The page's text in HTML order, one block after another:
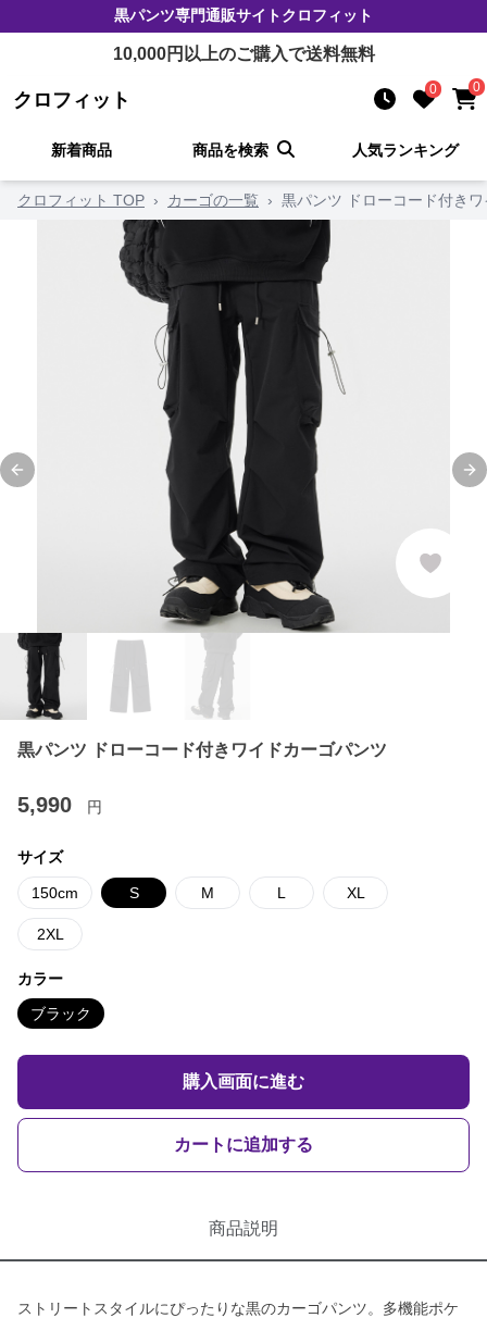
黒パンツ専門通販サイトクロフィット
10,000円以上のご購入で送料無料
クロフィット 0 0
新着商品 商品を検索 人気ランキング
クロフィット TOP › カーゴの一覧 › 黒パンツ ドローコード付き
Previous slide
黒パンツ ドローコード付きワイドカーゴパンツ
5,990 円
サイズ
150cm S M L XL
2XL
カラー
ブラック
購入画面に進む
カートに追加する
商品説明
ストリートスタイルにぴったりな黒のカーゴパンツ。多機能ポケ